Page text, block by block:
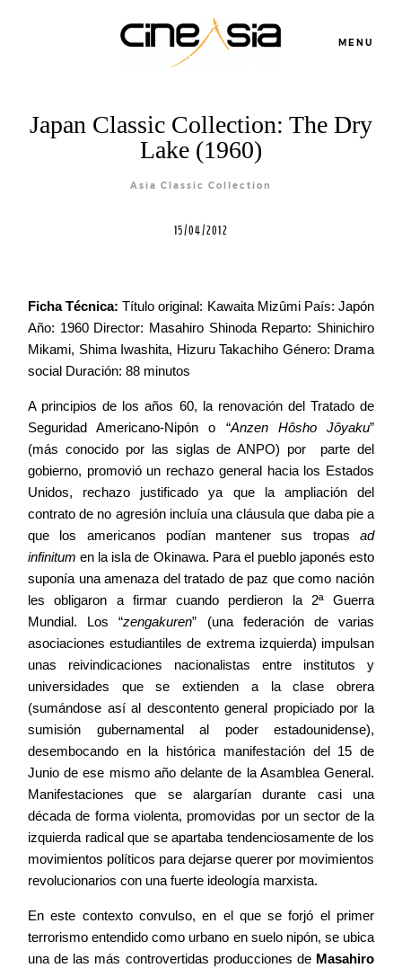
MENU
Japan Classic Collection: The Dry
Lake (1960)
Asia Classic Collection
15/04/2012
Ficha Técnica:Título original: Kawaita Mizûmi País: Japón
Año: 1960 Director: Masahiro Shinoda Reparto: Shinichiro
Mikami, Shima Iwashita, Hizuru Takachiho Género: Drama
social Duración: 88 minutos
A principios de los años 60, la renovación del Tratado de
Seguridad Americano-Nipón o “Anzen Hôsho Jôyaku”
(más conocido por las siglas de ANPO) por parte del
gobierno, promovió un rechazo general hacia los Estados
Unidos, rechazo justificado ya que la ampliación del
contrato de no agresión incluía una cláusula que daba pie a
que los americanos podían mantener sus tropas ad
infinitum en la isla de Okinawa. Para el pueblo japonés esto
suponía una amenaza del tratado de paz que como nación
les obligaron a firmar cuando perdieron la 2ª Guerra
Mundial. Los “zengakuren” (una federación de varias
asociaciones estudiantiles de extrema izquierda) impulsan
unas reivindicaciones nacionalistas entre institutos y
universidades que se extienden a la clase obrera
(sumándose así al descontento general propiciado por la
sumisión gubernamental al poder estadounidense),
desembocando en la histórica manifestación del 15 de
Junio de ese mismo año delante de la Asamblea General.
Manifestaciones que se alargarían durante casi una
década de forma violenta, promovidas por un sector de la
izquierda radical que se apartaba tendenciosamente de los
movimientos políticos para dejarse querer por movimientos
revolucionarios con una fuerte ideología marxista.
En este contexto convulso, en el que se forjó el primer
terrorismo entendido como urbano en suelo nipón, se ubica
una de las más controvertidas producciones de Masahiro
Cursos
Equipo
Blog
Agenda
Contacto
©2026 COPYRIGHT FLOTHEMES